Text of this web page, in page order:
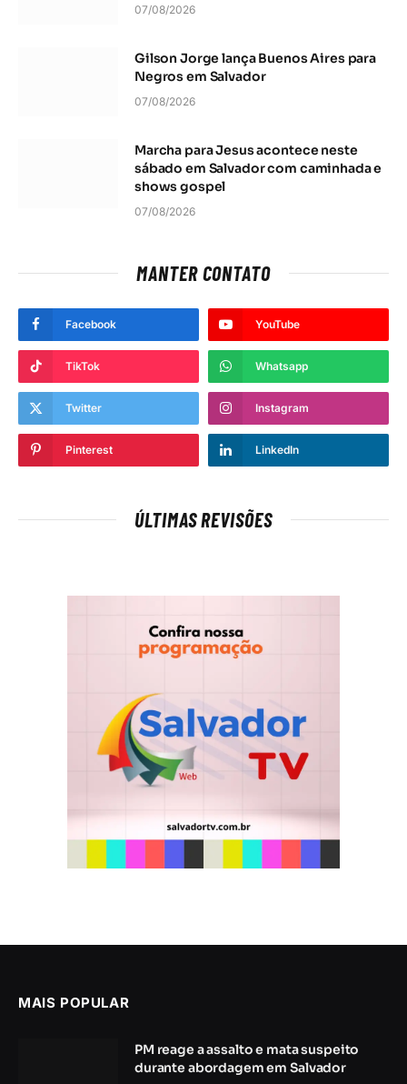
07/08/2026
Gilson Jorge lança Buenos Aires para
Negros em Salvador
07/08/2026
Marcha para Jesus acontece neste
sábado em Salvador com caminhada e
shows gospel
07/08/2026
MANTER CONTATO
Facebook YouTube
TikTok Whatsapp
Twitter Instagram
Pinterest LinkedIn
ÚLTIMAS REVISÕES
MAIS POPULAR
PM reage a assalto e mata suspeito
durante abordagem em Salvador